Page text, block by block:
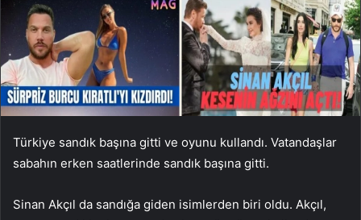
Türkiye sandık başına gitti ve oyunu kullandı. Vatandaşlar
sabahın erken saatlerinde sandık başına gitti.
Sinan Akçıl da sandığa giden isimlerden biri oldu. Akçıl,